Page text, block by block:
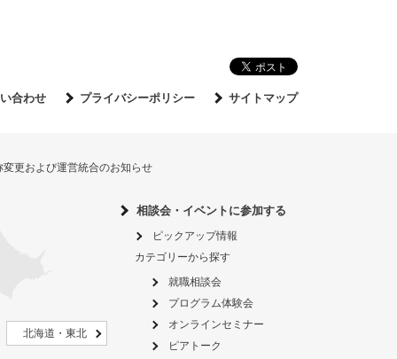
合わせ プライバシーポリシー サイトマップ
更および運営統合のお知らせ
北海道・東北
相談会・イベントに参加する
ピックアップ情報
カテゴリーから探す
就職相談会
プログラム体験会
オンラインセミナー
ピアトーク